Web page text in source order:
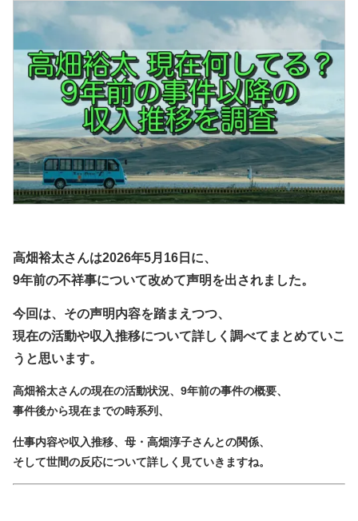
高畑裕太さんは2026年5月16日に、
9年前の不祥事について改めて声明を出されました。
今回は、その声明内容を踏まえつつ、
現在の活動や収入推移について詳しく調べてまとめていこ
うと思います。
高畑裕太さんの現在の活動状況、9年前の事件の概要、
事件後から現在までの時系列、
仕事内容や収入推移、母・高畑淳子さんとの関係、
そして世間の反応について詳しく見ていきますね。